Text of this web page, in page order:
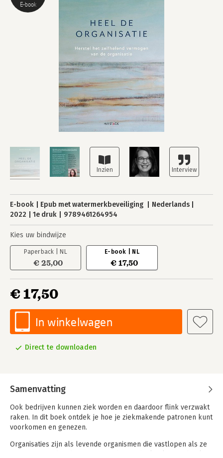
E-book
E-book Epub met watermerkbeveiliging
Nederlands
2022
1e druk 9789461264954
Kies uw bindwijze
Paperback | NL
€ 25,00
E-book | NL
€ 17,50
€ 17,50
In winkelwagen
Direct te downloaden
Samenvatting
Ook bedrijven kunnen ziek worden en daardoor flink verzwakt
raken. In dit boek ontdek je hoe je ziekmakende patronen kunt
voorkomen en genezen.
Organisaties zijn als levende organismen die vastlopen als ze